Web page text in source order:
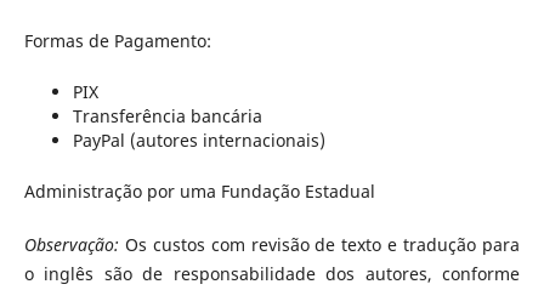
Formas de Pagamento:
PIX
Transferência bancária
PayPal (autores internacionais)
Administração por uma Fundação Estadual
Observação: Os custos com revisão de texto e tradução para
o inglês são de responsabilidade dos autores, conforme